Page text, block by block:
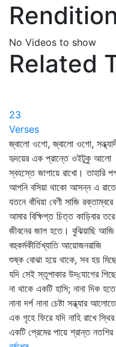
Rendition
No Videos to show
Related
23
Verses
জ্বালো ওগো, জ্বালো ওগো,
হৃদয়ের এক প্রান্তে ওইটুকু আলো
স্বহস্তে জাগায়ে রাখো। তাহারি
আপনি বসিয়া থাকো আসন্ন এ রাতে
যতনে বাঁধিয়া বেণী সাজি রক্তাম্বরে
আমার বিক্ষিপ্ত চিত্ত কাড়িবার তরে
জীবনের জাল হতে। বুঝিয়াছি আজি
বহুকর্মকীর্তিখ্যাতি আয়োজনরাজি
শুষ্ক বোঝা হয়ে থাকে, সব হয় মিছে
যদি সেই স্তূপাকার উদ্‌যোগের পিছে
না থাকে একটি হাসি; নানা দিক হতে
নানা দর্প নানা চেষ্টা সন্ধ্যার আলোতে
এক গৃহে ফিরে যদি নাহি রাখে স্থির
একটি প্রেমের পায়ে শ্রান্ত